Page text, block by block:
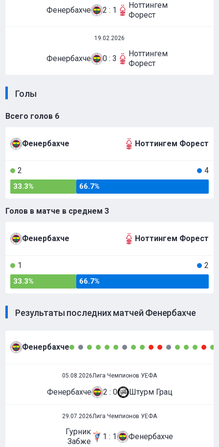
Фенербахче 2 : 1
Ноттингем
Форест
19.02.2026
Фенербахче 0 : 3
Ноттингем
Форест
Голы
Всего голов 6
Фенербахче Ноттингем Форест
2 4
33.3% 66.7%
Голов в матче в среднем 3
Фенербахче Ноттингем Форест
1 2
33.3% 66.7%
Результаты последних матчей Фенербахче
Фенербахче
05.08.2026Лига Чемпионов УЕФА
Фенербахче 2 : 0 Штурм Грац
29.07.2026Лига Чемпионов УЕФА
Гурник
Забже
1 : 1 Фенербахче